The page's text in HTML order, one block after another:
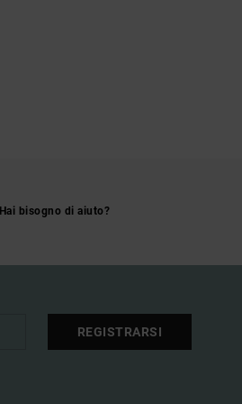
Hai bisogno di aiuto?
REGISTRARSI